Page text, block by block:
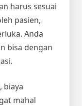
harus sesuai
pasien,
Anda
bisa dengan
.
biaya
mahal